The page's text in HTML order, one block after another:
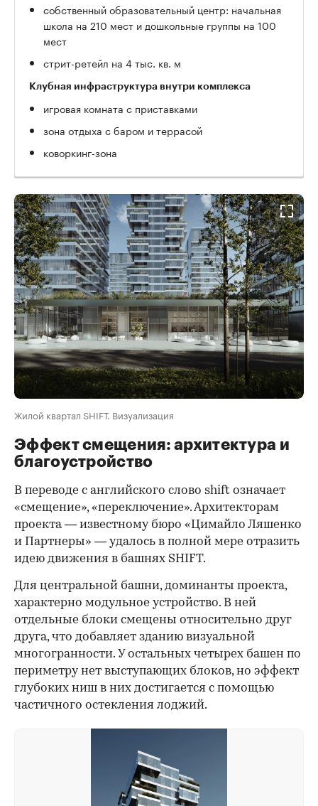
собственный образовательный центр: начальная
школа на 210 мест и дошкольные группы на 100
мест
стрит-ретейл на 4 тыс. кв. м
Клубная инфраструктура внутри комплекса
игровая комната с приставками
зона отдыха с баром и террасой
коворкинг-зона
Жилой квартал SHIFT. Визуализация
Эффект смещения: архитектура и
благоустройство
В переводе с английского слово shift означает
«смещение», «переключение». Архитекторам
проекта — известному бюро «Цимайло Ляшенко
и Партнеры» — удалось в полной мере отразить
идею движения в башнях SHIFT.
Для центральной башни, доминанты проекта,
характерно модульное устройство. В ней
отдельные блоки смещены относительно друг
друга, что добавляет зданию визуальной
многогранности. У остальных четырех башен по
периметру нет выступающих блоков, но эффект
глубоких ниш в них достигается с помощью
частичного остекления лоджий.